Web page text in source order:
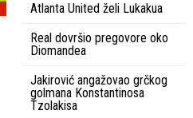
Atlanta United želi Lukakua
Real dovršio pregovore oko
Diomandea
Jakirović angažovao grčkog
golmana Konstantinosa
Tzolakisa